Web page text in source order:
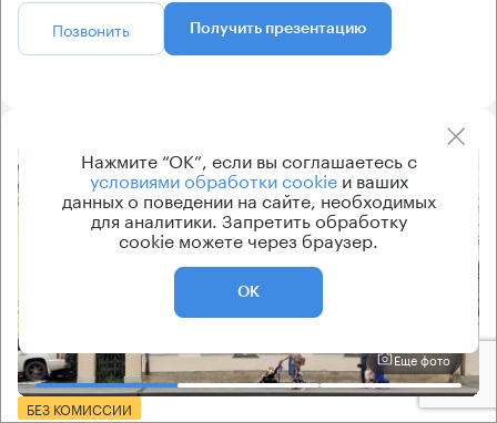
Позвонить Получить презентацию
Еще фото
БЕЗ КОМИССИИ
Нажмите “ОК”, если вы соглашаетесь с
условиями обработки cookieи ваших
данных о поведении на сайте, необходимых
для аналитики. Запретить обработку
cookie можете через браузер.
ОК